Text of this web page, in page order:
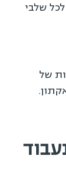
הדרכה בנושא כלי AI GEN לכל שלבי
של